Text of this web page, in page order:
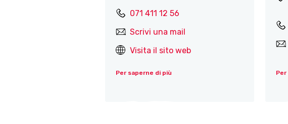
071 411 12 56
Scrivi una mail
Visita il sito web
Per saperne di più